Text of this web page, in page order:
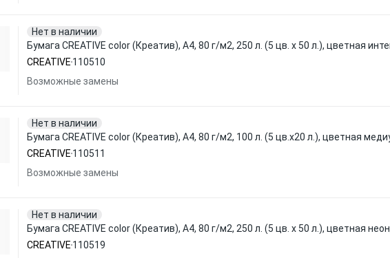
Нет в наличии
Бумага CREATIVE color (Креатив), А4, 80 г/м2, 250 л. (5 цв. х 50 л.), цветная
CREATIVE 110510
Возможные замены
Нет в наличии
Бумага CREATIVE color (Креатив), А4, 80 г/м2, 100 л. (5 цв.х20 л.), цветная
CREATIVE 110511
Возможные замены
Нет в наличии
Бумага CREATIVE color (Креатив), А4, 80 г/м2, 250 л. (5 цв. х 50 л.), цветная
CREATIVE 110519